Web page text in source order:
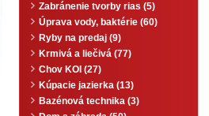
Zabránenie tvorby rias (5)
Úprava vody, baktérie (60)
Ryby na predaj (9)
Krmivá a liečivá (77)
Chov KOI (27)
Kúpacie jazierka (13)
Bazénová technika (3)